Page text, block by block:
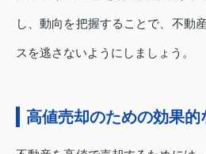
し、動向を把握することで、不動
スを逃さないようにしましょう。
高値売却のための効果的